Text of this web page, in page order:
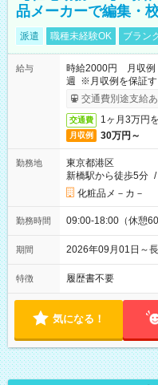
品メーカーで編集・
派遣 職種未経験OK ブラン
給与
時給2000円 月収例
週 ※月収例を保証す
ービス利用可（利用
交通費別途支給あ
交通費 1ヶ月3万円
月収例 30万円～
勤務地
東京都港区
新橋駅から徒歩5分 /
化粧品メ－カ－
勤務時間 09:00-18:00（休憩
期間 2026年09月01日～
特徴 履歴書不要
気になる！